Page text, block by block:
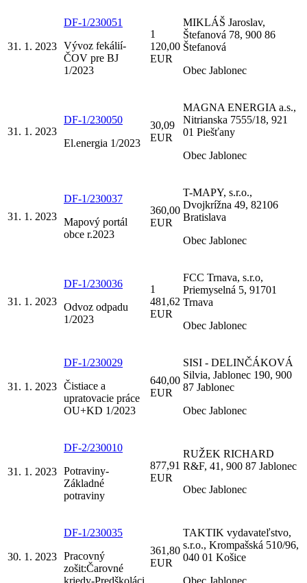
31. 1. 2023
DF-1/230051
Vývoz fekálií-
ČOV pre BJ
1/2023
1
120,00
EUR
MIKLÁŠ Jaroslav,
Štefanová 78, 900 86
Štefanová
Obec Jablonec
31. 1. 2023
DF-1/230050
El.energia 1/2023
30,09
EUR
MAGNA ENERGIA a.s.,
Nitrianska 7555/18, 921
01 Piešťany
Obec Jablonec
31. 1. 2023
DF-1/230037
Mapový portál
obce r.2023
360,00
EUR
T-MAPY, s.r.o.,
Dvojkrížna 49, 82106
Bratislava
Obec Jablonec
31. 1. 2023
DF-1/230036
Odvoz odpadu
1/2023
1
481,62
EUR
FCC Trnava, s.r.o,
Priemyselná 5, 91701
Trnava
Obec Jablonec
31. 1. 2023
DF-1/230029
Čistiace a
upratovacie práce
OU+KD 1/2023
640,00
EUR
SISI - DELINČÁKOVÁ
Silvia, Jablonec 190, 900
87 Jablonec
Obec Jablonec
31. 1. 2023
DF-2/230010
Potraviny-
Základné
potraviny
877,91
EUR
RUŽEK RICHARD
R&F, 41, 900 87 Jablonec
Obec Jablonec
30. 1. 2023
DF-1/230035
Pracovný
zošit:Čarovné
kriedy-Predškoláci
361,80
EUR
TAKTIK vydavateľstvo,
s.r.o., Krompašská 510/96,
040 01 Košice
Obec Jablonec